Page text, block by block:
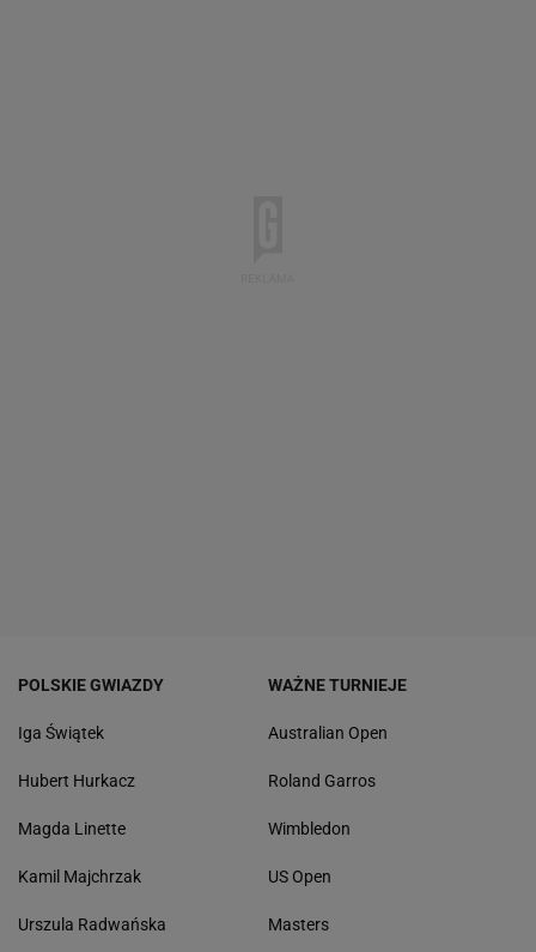
POLSKIE GWIAZDY
Iga Świątek
Hubert Hurkacz
Magda Linette
Kamil Majchrzak
Urszula Radwańska
WAŻNE TURNIEJE
Australian Open
Roland Garros
Wimbledon
US Open
Masters